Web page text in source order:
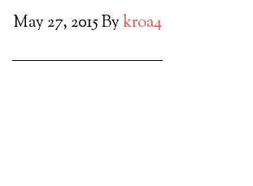
May 27, 2015Bykroa4